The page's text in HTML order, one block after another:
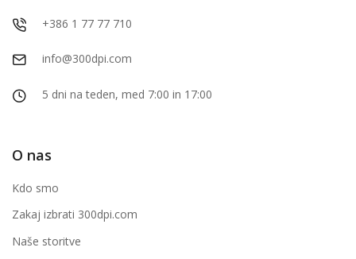
+386 1 77 77 710
info@300dpi.com
5 dni na teden, med 7:00 in 17:00
O nas
Kdo smo
Zakaj izbrati 300dpi.com
Naše storitve